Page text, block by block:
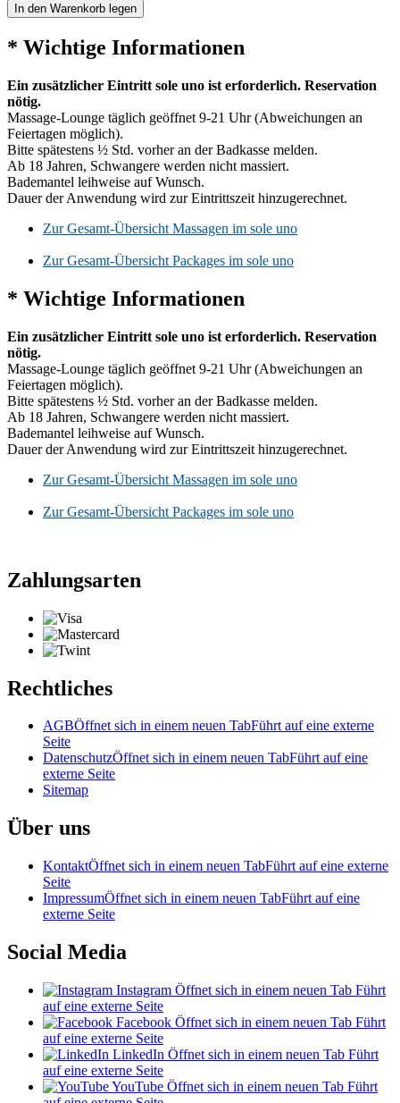
In den Warenkorb legen
* Wichtige Informationen
Ein zusätzlicher Eintritt sole uno ist erforderlich. Reservation
nötig.
Massage-Lounge täglich geöffnet 9-21 Uhr (Abweichungen an
Feiertagen möglich).
Bitte spätestens ½ Std. vorher an der Badkasse melden.
Ab 18 Jahren, Schwangere werden nicht massiert.
Bademantel leihweise auf Wunsch.
Dauer der Anwendung wird zur Eintrittszeit hinzugerechnet.
Zur Gesamt-Übersicht Massagen im sole uno
Zur Gesamt-Übersicht Packages im sole uno
* Wichtige Informationen
Ein zusätzlicher Eintritt sole uno ist erforderlich. Reservation
nötig.
Massage-Lounge täglich geöffnet 9-21 Uhr (Abweichungen an
Feiertagen möglich).
Bitte spätestens ½ Std. vorher an der Badkasse melden.
Ab 18 Jahren, Schwangere werden nicht massiert.
Bademantel leihweise auf Wunsch.
Dauer der Anwendung wird zur Eintrittszeit hinzugerechnet.
Zur Gesamt-Übersicht Massagen im sole uno
Zur Gesamt-Übersicht Packages im sole uno
Zahlungsarten
Rechtliches
AGBÖffnet sich in einem neuen TabFührt auf eine externe
Seite
DatenschutzÖffnet sich in einem neuen TabFührt auf eine
externe Seite
Sitemap
Über uns
KontaktÖffnet sich in einem neuen TabFührt auf eine externe
Seite
ImpressumÖffnet sich in einem neuen TabFührt auf eine
externe Seite
Social Media
Instagram Öffnet sich in einem neuen Tab Führt
auf eine externe Seite
Facebook Öffnet sich in einem neuen Tab Führt
auf eine externe Seite
LinkedIn Öffnet sich in einem neuen Tab Führt
auf eine externe Seite
YouTube Öffnet sich in einem neuen Tab Führt